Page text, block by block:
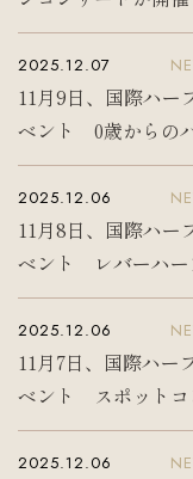
入
2025.12.07
11月9日、国際ハー
ベント 0歳からの
2025.12.06
11月8日、国際ハー
ベント レバーハー
2025.12.06
11月7日、国際ハー
ベント スポットコ
2025.12.06